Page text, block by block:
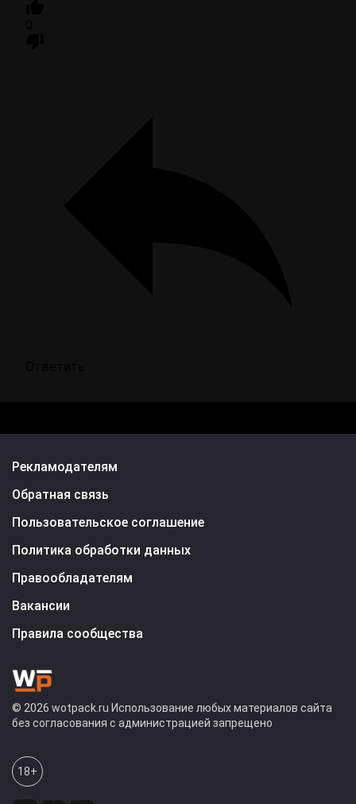
Рекламодателям
Обратная связь
Пользовательское соглашение
Политика обработки данных
Правообладателям
Вакансии
Правила сообщества
© 2026 wotpack.ru Использование любых материалов сайта
без согласования с администрацией запрещено
18+